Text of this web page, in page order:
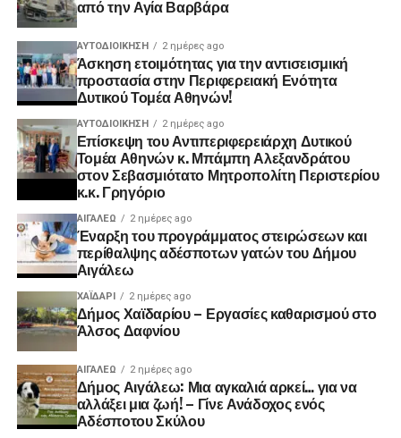
από την Αγία Βαρβάρα
ΑΥΤΟΔΙΟΊΚΗΣΗ 2 ημέρες ago
Άσκηση ετοιμότητας για την αντισεισμική
προστασία στην Περιφερειακή Ενότητα
Δυτικού Τομέα Αθηνών!
ΑΥΤΟΔΙΟΊΚΗΣΗ 2 ημέρες ago
Επίσκεψη του Αντιπεριφερειάρχη Δυτικού
Τομέα Αθηνών κ. Μπάμπη Αλεξανδράτου
στον Σεβασμιότατο Μητροπολίτη Περιστερίου
κ.κ. Γρηγόριο
ΑΙΓΑΛΕΩ 2 ημέρες ago
Έναρξη του προγράμματος στειρώσεων και
περίθαλψης αδέσποτων γατών του Δήμου
Αιγάλεω
ΧΑΪΔΑΡΙ 2 ημέρες ago
Δήμος Χαϊδαρίου – Εργασίες καθαρισμού στο
Άλσος Δαφνίου
ΑΙΓΑΛΕΩ 2 ημέρες ago
Δήμος Αιγάλεω: Μια αγκαλιά αρκεί… για να
αλλάξει μια ζωή! – Γίνε Ανάδοχος ενός
Αδέσποτου Σκύλου